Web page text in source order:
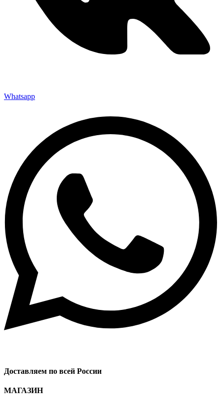
Whatsapp
Доставляем по всей России
МАГАЗИН